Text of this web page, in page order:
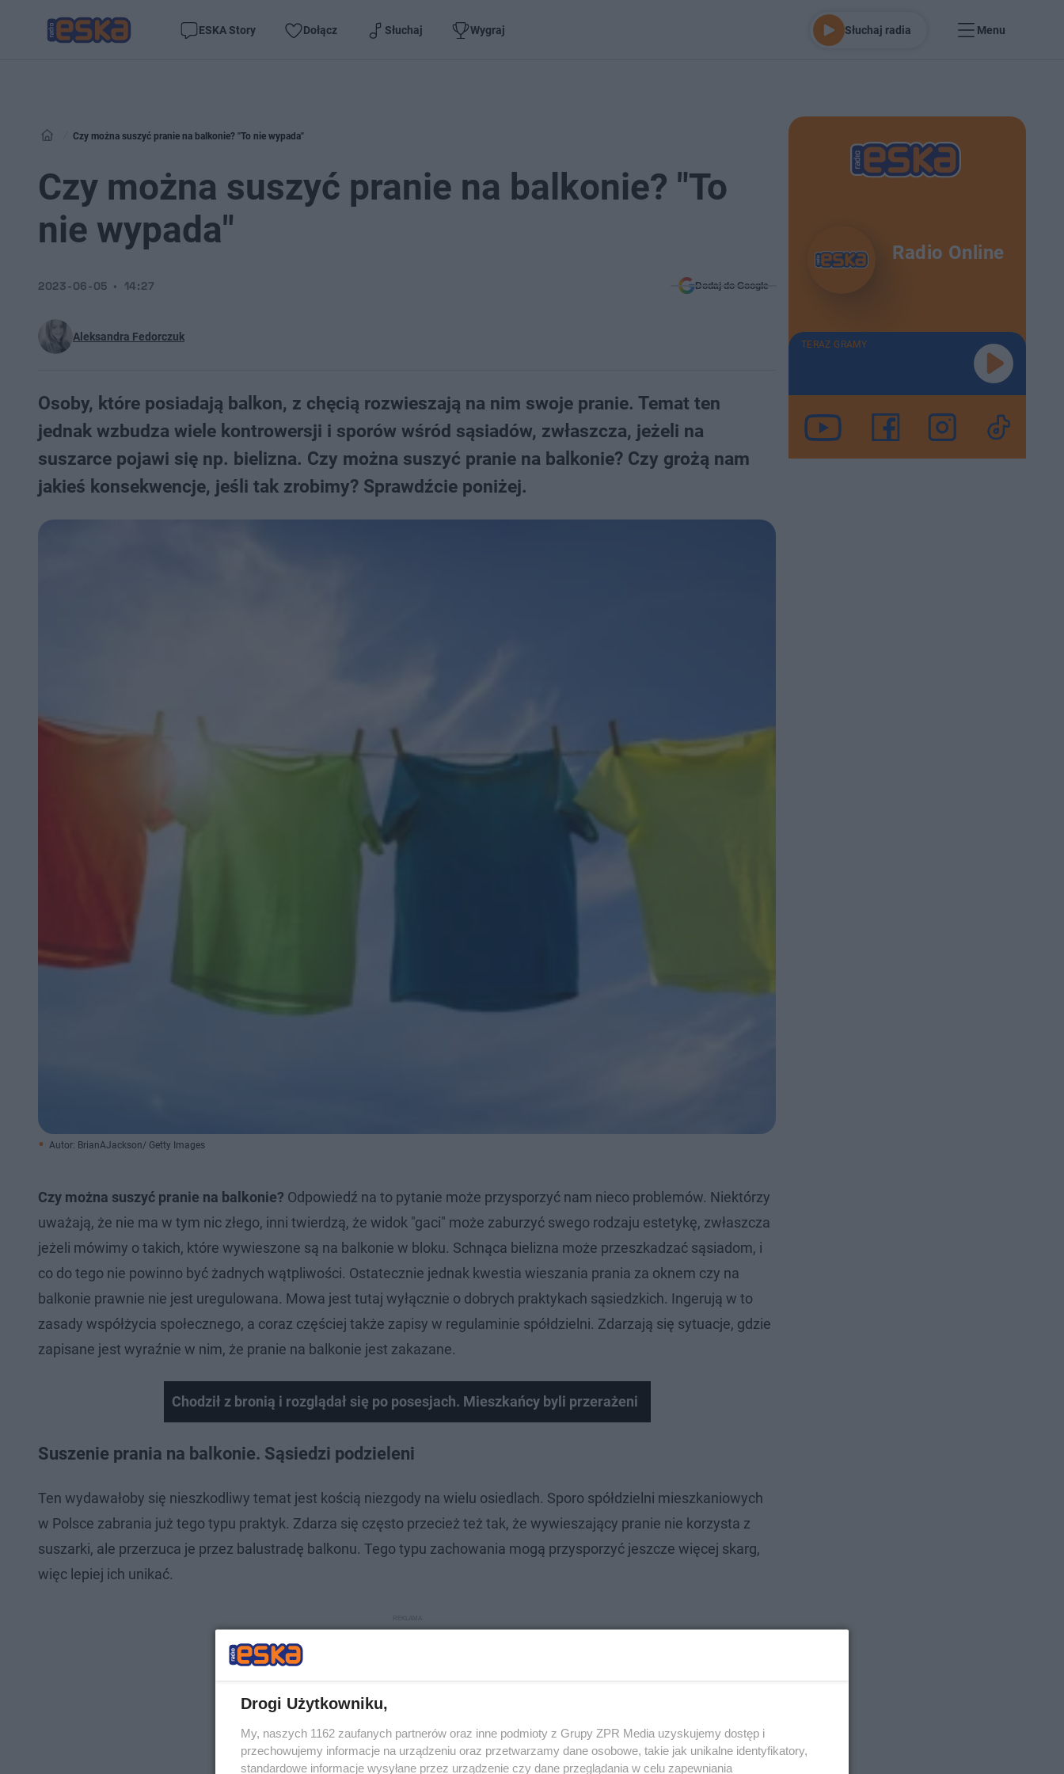
ESKA Story Dołącz Słuchaj Wygraj Słuchaj radia Menu
Czy można suszyć pranie na balkonie? "To nie wypada"
Czy można suszyć pranie na balkonie? "To
nie wypada"
Aleksandra Fedorczuk
2023-06-05 14:27 Dodaj do Google
Osoby, które posiadają balkon, z chęcią rozwieszają na nim swoje pranie. Temat ten
jednak wzbudza wiele kontrowersji i sporów wśród sąsiadów, zwłaszcza, jeżeli na
suszarce pojawi się np. bielizna. Czy można suszyć pranie na balkonie? Czy grożą nam
jakieś konsekwencje, jeśli tak zrobimy? Sprawdźcie poniżej.
Autor: BrianAJackson/ Getty Images
Czy można suszyć pranie na balkonie? Odpowiedź na to pytanie może przysporzyć nam nieco problemów. Niektórzy
uważają, że nie ma w tym nic złego, inni twierdzą, że widok "gaci" może zaburzyć swego rodzaju estetykę, zwłaszcza
jeżeli mówimy o takich, które wywieszone są na balkonie w bloku. Schnąca bielizna może przeszkadzać sąsiadom, i
co do tego nie powinno być żadnych wątpliwości. Ostatecznie jednak kwestia wieszania prania za oknem czy na
balkonie prawnie nie jest uregulowana. Mowa jest tutaj wyłącznie o dobrych praktykach sąsiedzkich. Ingerują w to
zasady współżycia społecznego, a coraz częściej także zapisy w regulaminie spółdzielni. Zdarzają się sytuacje, gdzie
zapisane jest wyraźnie w nim, że pranie na balkonie jest zakazane.
Chodził z bronią i rozglądał się po posesjach. Mieszkańcy byli przerażeni
Suszenie prania na balkonie. Sąsiedzi podzieleni
Ten wydawałoby się nieszkodliwy temat jest kością niezgody na wielu osiedlach. Sporo spółdzielni mieszkaniowych
w Polsce zabrania już tego typu praktyk. Zdarza się często przecież też tak, że wywieszający pranie nie korzysta z
suszarki, ale przerzuca je przez balustradę balkonu. Tego typu zachowania mogą przysporzyć jeszcze więcej skarg,
więc lepiej ich unikać.
Radio Online
TERAZ GRAMY
Drogi Użytkowniku,
My, naszych 1162 zaufanych partnerów oraz inne podmioty z Grupy ZPR Media uzyskujemy dostęp i
przechowujemy informacje na urządzeniu oraz przetwarzamy dane osobowe, takie jak unikalne identyfikatory,
standardowe informacje wysyłane przez urządzenie czy dane przeglądania w celu zapewniania